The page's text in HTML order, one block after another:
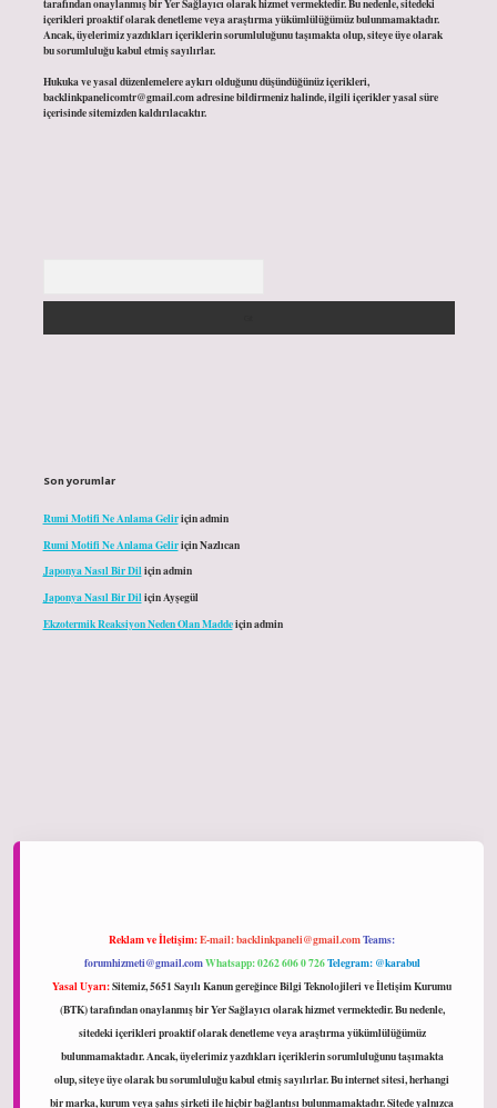
tarafından onaylanmış bir Yer Sağlayıcı olarak hizmet vermektedir. Bu nedenle, sitedeki
içerikleri proaktif olarak denetleme veya araştırma yükümlülüğümüz bulunmamaktadır.
Ancak, üyelerimiz yazdıkları içeriklerin sorumluluğunu taşımakta olup, siteye üye olarak
bu sorumluluğu kabul etmiş sayılırlar.
Hukuka ve yasal düzenlemelere aykırı olduğunu düşündüğünüz içerikleri,
backlinkpanelicomtr@gmail.comadresine bildirmeniz halinde, ilgili içerikler yasal süre
içerisinde sitemizden kaldırılacaktır.
Son yorumlar
Rumi Motifi Ne Anlama Geliriçinadmin
Rumi Motifi Ne Anlama GeliriçinNazlıcan
Japonya Nasıl Bir Diliçinadmin
Japonya Nasıl Bir DiliçinAyşegül
Ekzotermik Reaksiyon Neden Olan Maddeiçinadmin
Reklam ve İletişim:E-mail:backlinkpaneli@gmail.comTeams:
forumhizmeti@gmail.comWhatsapp: 0262 606 0 726Telegram: @karabul
Yasal Uyarı:Sitemiz, 5651 Sayılı Kanun gereğince Bilgi Teknolojileri ve İletişim Kurumu
(BTK) tarafından onaylanmış bir Yer Sağlayıcı olarak hizmet vermektedir. Bu nedenle,
sitedeki içerikleri proaktif olarak denetleme veya araştırma yükümlülüğümüz
bulunmamaktadır. Ancak, üyelerimiz yazdıkları içeriklerin sorumluluğunu taşımakta
olup, siteye üye olarak bu sorumluluğu kabul etmiş sayılırlar. Bu internet sitesi, herhangi
bir marka, kurum veya şahıs şirketi ile hiçbir bağlantısı bulunmamaktadır. Sitede yalnızca